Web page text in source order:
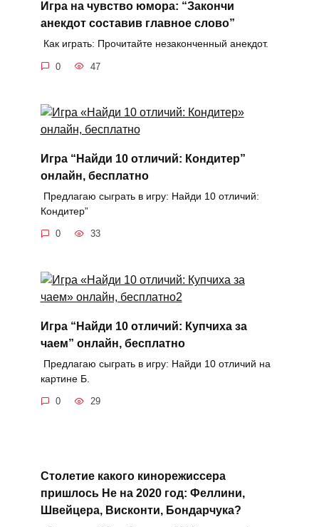
Игра на чувство юмора: “Закончи
анекдот составив главное слово”
Как играть: Прочитайте незаконченный анекдот.
0 47
Игра “Найди 10 отличий: Кондитер”
онлайн, бесплатно
Предлагаю сыграть в игру: Найди 10 отличий:
Кондитер”
0 33
Игра “Найди 10 отличий: Купчиха за
чаем” онлайн, бесплатно
Предлагаю сыграть в игру: Найди 10 отличий на
картине Б.
0 29
Столетие какого кинорежиссера
пришлось Не на 2020 год: Феллини,
Швейцера, Висконти, Бондарчука?